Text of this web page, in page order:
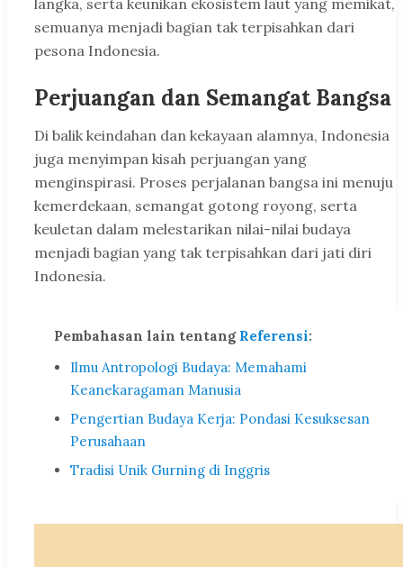
semuanya menjadi bagian tak terpisahkan dari
pesona Indonesia.
Perjuangan dan Semangat Bangsa
Di balik keindahan dan kekayaan alamnya, Indonesia
juga menyimpan kisah perjuangan yang
menginspirasi. Proses perjalanan bangsa ini menuju
kemerdekaan, semangat gotong royong, serta
keuletan dalam melestarikan nilai-nilai budaya
menjadi bagian yang tak terpisahkan dari jati diri
Indonesia.
Pembahasan lain tentang Referensi:
Ilmu Antropologi Budaya: Memahami
Keanekaragaman Manusia
Pengertian Budaya Kerja: Pondasi Kesuksesan
Perusahaan
Tradisi Unik Gurning di Inggris